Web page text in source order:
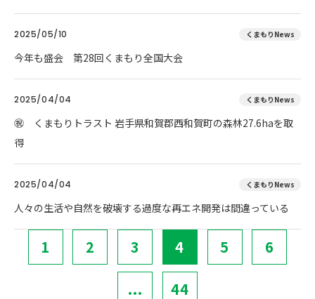
2025/05/10 くまもりNews
今年も盛会 第28回くまもり全国大会
2025/04/04 くまもりNews
㊗ くまもりトラスト 岩手県和賀郡西和賀町の森林27.6haを取
得
2025/04/04 くまもりNews
人々の生活や自然を破壊する過度な再エネ開発は間違っている
1 2 3 4 5 6
... 44